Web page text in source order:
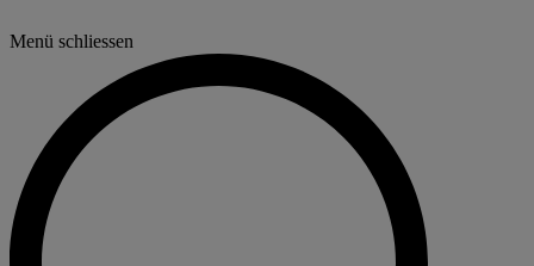
Menü schliessen